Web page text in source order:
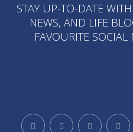
STAY UP-TO-DATE
NEWS, AND LIFE
FAVOURITE SOCIAL